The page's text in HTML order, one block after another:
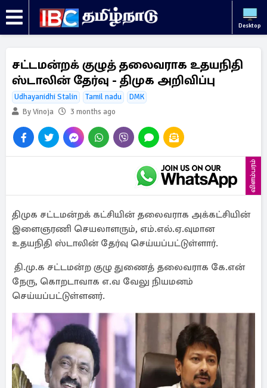
Desktop
சட்டமன்றக் குழுத் தலைவராக உதயநிதி
ஸ்டாலின் தேர்வு - திமுக அறிவிப்பு
Udhayanidhi Stalin Tamil nadu
DMK
By Vinoja
3 months ago
விளம்பரம்
திமுக சட்டமன்றக் கட்சியின் தலைவராக அக்கட்சியின்
இளைஞரணி செயலாளரும், எம்.எல்.ஏ.வுமான
உதயநிதி ஸ்டாலின் தேர்வு செய்யப்பட்டுள்ளார்.
தி.மு.க சட்டமன்ற குழு துணைத் தலைவராக கே.என்
நேரு, கொறடாவாக எ.வ வேலு நியமனம்
செய்யப்பட்டுள்ளனர்.